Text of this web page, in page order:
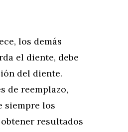
los demás
el diente, debe
del diente.
de reemplazo,
siempre los
resultados